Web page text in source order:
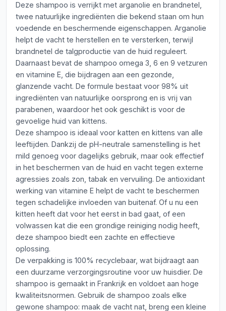
Deze shampoo is verrijkt met arganolie en brandnetel,
twee natuurlijke ingrediënten die bekend staan om hun
voedende en beschermende eigenschappen. Arganolie
helpt de vacht te herstellen en te versterken, terwijl
brandnetel de talgproductie van de huid reguleert.
Daarnaast bevat de shampoo omega 3, 6 en 9 vetzuren
en vitamine E, die bijdragen aan een gezonde,
glanzende vacht. De formule bestaat voor 98% uit
ingrediënten van natuurlijke oorsprong en is vrij van
parabenen, waardoor het ook geschikt is voor de
gevoelige huid van kittens.
Deze shampoo is ideaal voor katten en kittens van alle
leeftijden. Dankzij de pH-neutrale samenstelling is het
mild genoeg voor dagelijks gebruik, maar ook effectief
in het beschermen van de huid en vacht tegen externe
agressies zoals zon, tabak en vervuiling. De antioxidant
werking van vitamine E helpt de vacht te beschermen
tegen schadelijke invloeden van buitenaf. Of u nu een
kitten heeft dat voor het eerst in bad gaat, of een
volwassen kat die een grondige reiniging nodig heeft,
deze shampoo biedt een zachte en effectieve
oplossing.
De verpakking is 100% recyclebaar, wat bijdraagt aan
een duurzame verzorgingsroutine voor uw huisdier. De
shampoo is gemaakt in Frankrijk en voldoet aan hoge
kwaliteitsnormen. Gebruik de shampoo zoals elke
gewone shampoo: maak de vacht nat, breng een kleine